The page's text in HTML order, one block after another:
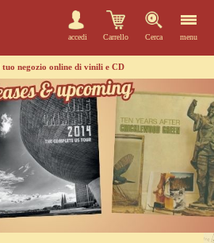
accedi Carrello Cerca menu
tuo negozio online di vinili e CD